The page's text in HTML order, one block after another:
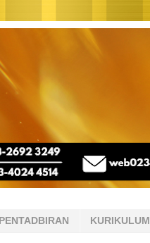
PENTADBIRAN KURIKULUM